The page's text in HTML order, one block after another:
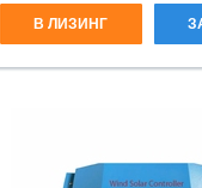
В ЛИЗИНГ